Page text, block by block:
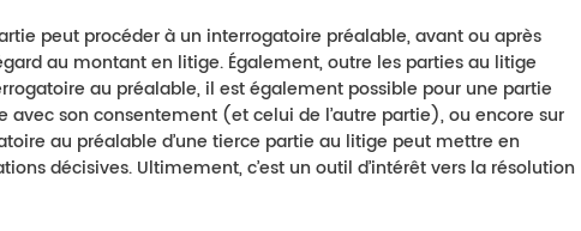
peut procéder à un interrogatoire préalable, avant ou après
au montant en litige. Également, outre les parties au litige
au préalable, il est également possible pour une partie
avec son consentement (et celui de l’autre partie), ou encore sur
au préalable d’une tierce partie au litige peut mettre en
décisives. Ultimement, c’est un outil d’intérêt vers la résolution